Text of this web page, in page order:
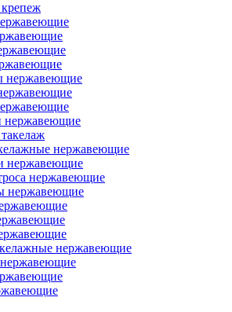
нержавеющие
нержавеющие
нержавеющие
нержавеющие
нержавеющие
нержавеющие